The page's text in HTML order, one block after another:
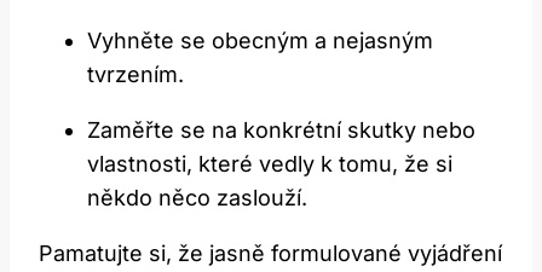
Vyhněte se obecným a nejasným
tvrzením.
Zaměřte se na konkrétní skutky nebo
vlastnosti, které vedly k tomu, že si
někdo něco zaslouží.
Pamatujte si, že jasně formulované vyjádření